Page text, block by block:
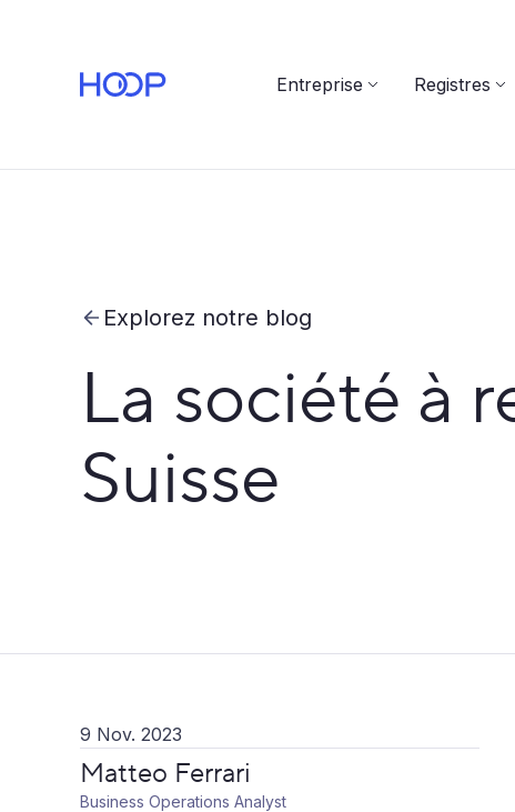
Entreprise Registres
Explorez notre blog
La société à
Suisse
9 Nov. 2023
Matteo Ferrari
Business Operations Analyst